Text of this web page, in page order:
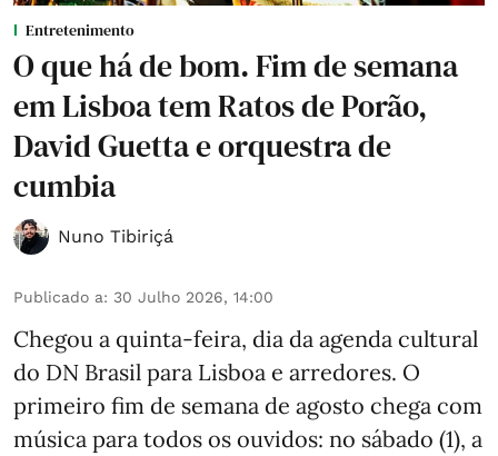
Entretenimento
O que há de bom. Fim de semana
em Lisboa tem Ratos de Porão,
David Guetta e orquestra de
cumbia
Nuno Tibiriçá
Publicado a: 30 Julho 2026, 14:00
Chegou a quinta-feira, dia da agenda cultural
do DN Brasil para Lisboa e arredores. O
primeiro fim de semana de agosto chega com
música para todos os ouvidos: no sábado (1), a